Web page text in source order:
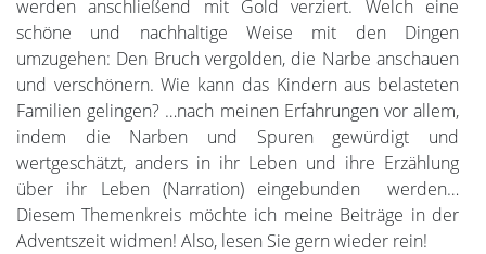
werden anschließend mit Gold verziert. Welch eine
schöne und nachhaltige Weise mit den Dingen
umzugehen: Den Bruch vergolden, die Narbe anschauen
und verschönern. Wie kann das Kindern aus belasteten
Familien gelingen? …nach meinen Erfahrungen vor allem,
indem die Narben und Spuren gewürdigt und
wertgeschätzt, anders in ihr Leben und ihre Erzählung
über ihr Leben (Narration) eingebunden werden…
Diesem Themenkreis möchte ich meine Beiträge in der
Adventszeit widmen! Also, lesen Sie gern wieder rein!